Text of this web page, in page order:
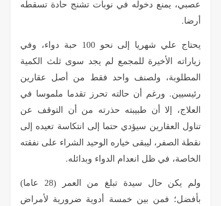
عصبي، يمنع دخوله في نوبات تشنج حادة تسقطه
أرضا.
يحتاج علي شهريا إلى نحو 100 حبة دواء، وفي
زياراته الأخيرة للمجمع لم يجد سوى ثلث الكمية
المطلوبة، ولصنف واحد فقط من أصل عقارين
رئيسيين. ورغم أن حالته تحرز تقدما ملموسا في
العلاج، إلا أن طبيبته حذرته من أن التوقف عن
تناول العقارين سيؤدي حتما إلى انتكاسة تعيده إلى
نقطة الصفر، ليبقى خياره الوحيد الشراء على نفقته
الخاصة، في ظل انعدام الدواء وبدائله.
ولم يكن حال سيدة تبلغ من العمر (28 عاما)
بأفضل؛ فمن بين خمسة أدوية ضرورية لأمراض